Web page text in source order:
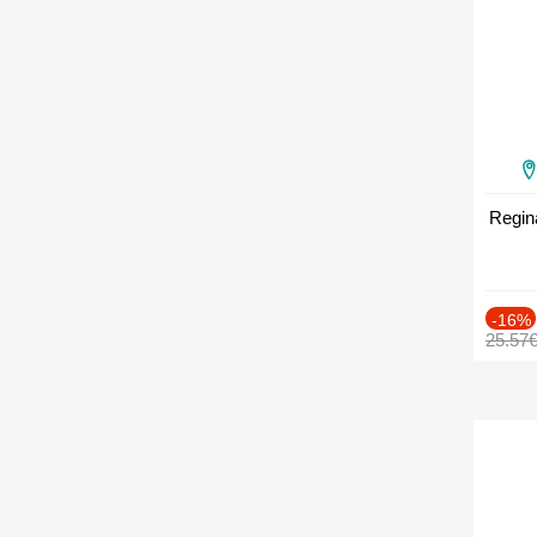
-16%
25.57€